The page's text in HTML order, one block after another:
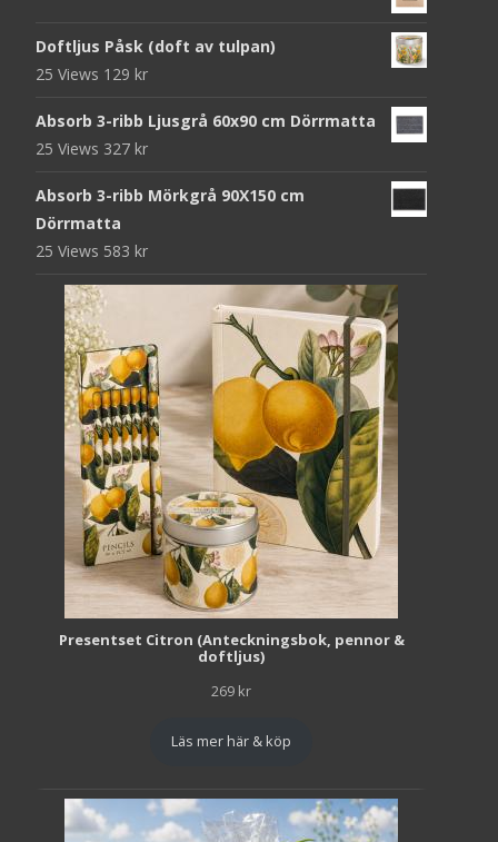
Doftljus Påsk (doft av tulpan)
25 Views 129 kr
Absorb 3-ribb Ljusgrå 60x90 cm Dörrmatta
25 Views 327 kr
Absorb 3-ribb Mörkgrå 90X150 cm
Dörrmatta
25 Views 583 kr
Presentset Citron (Anteckningsbok, pennor &
doftljus)
269 kr
Läs mer här & köp